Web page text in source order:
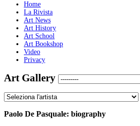
Home
La Rivista
Art News
Art History
Art School
Art Bookshop
Video
Privacy
Art Gallery
Paolo De Pasquale: biography